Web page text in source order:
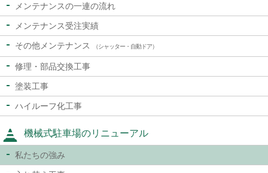
メンテナンスの一連の流れ
メンテナンス受注実績
その他メンテナンス （シャッター・自動ドア）
修理・部品交換工事
塗装工事
ハイルーフ化工事
機械式駐車場のリニューアル
私たちの強み